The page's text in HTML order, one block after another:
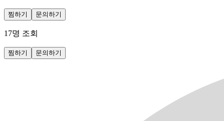
찜하기 문의하기
17명 조회
찜하기 문의하기